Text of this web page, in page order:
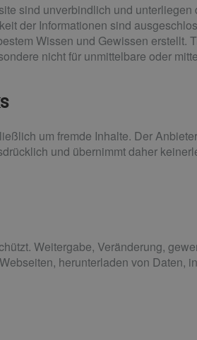
sind unverbindlich und
der Informationen sind
Wissen und Gewissen erstellt.
nicht für unmittelbare oder
um fremde Inhalte. Der
und übernimmt daher
Weitergabe, Veränderung,
herunterladen von Daten,